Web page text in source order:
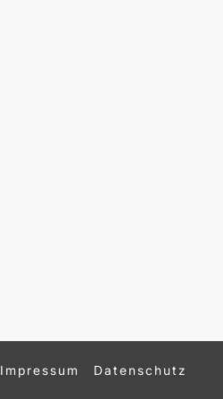
Impressum Datenschutz